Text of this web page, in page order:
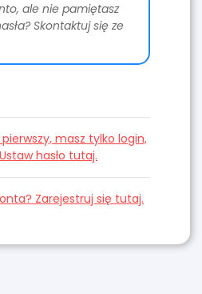
ale nie pamiętasz
Skontaktuj się ze
masz tylko login,
hasło tutaj.
Zarejestruj się tutaj.